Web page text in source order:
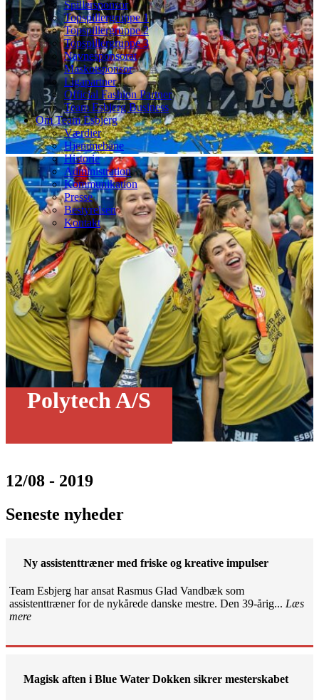
Spillersponsor
Topspillergruppe 1
Topspillergruppe 2
Topspillergruppe 3
Navnesponsorat
Maskotsponsor
Ligapartner
Official Fashion Partner
Team Esbjerg Business
Om Team Esbjerg
Værdier
Hjemmebane
Historie
Administration
Kommunikation
Presse
Bestyrelsen
Kontakt
Polytech A/S
12/08 - 2019
Seneste nyheder
Ny assistenttræner med friske og kreative impulser
Team Esbjerg har ansat Rasmus Glad Vandbæk som
assistenttræner for de nykårede danske mestre. Den 39-årig... Læs
mere
Magisk aften i Blue Water Dokken sikrer mesterskabet